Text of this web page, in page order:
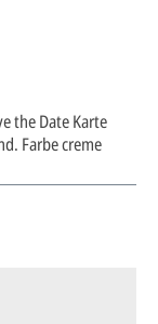
the Date Karte
Farbe creme